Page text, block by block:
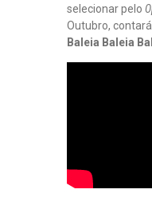
selecionar pelo
Outubro,
Baleia Baleia